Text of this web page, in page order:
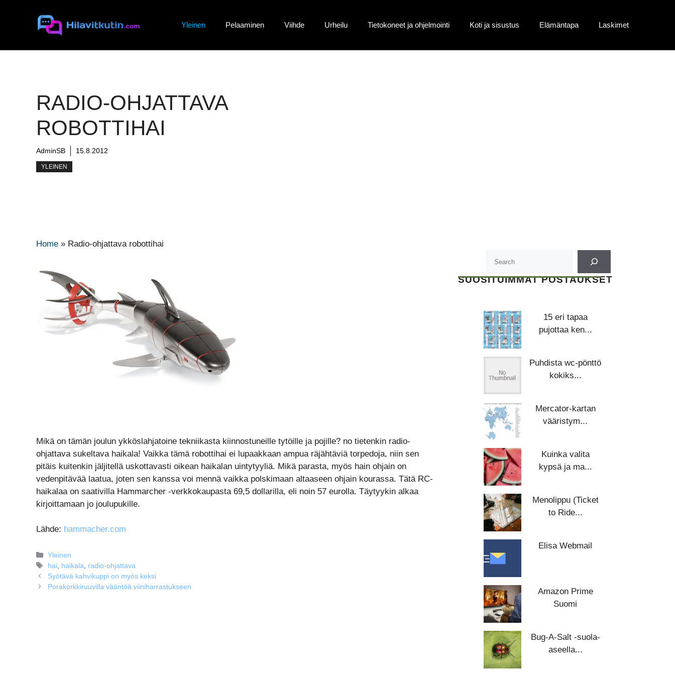
Yleinen Pelaaminen Viihde Urheilu Tietokoneet ja ohjelmointi Koti ja sisustus Elämäntapa Laskimet
RADIO-OHJATTAVA
ROBOTTIHAI
AdminSB 15.8.2012
YLEINEN
Home » Radio-ohjattava robottihai
Mikä on tämän joulun ykköslahjatoine tekniikasta kiinnostuneille tytöille ja pojille? no tietenkin radio-
ohjattava sukeltava haikala! Vaikka tämä robottihai ei lupaakkaan ampua räjähtäviä torpedoja, niin sen
pitäis kuitenkin jäljitellä uskottavasti oikean haikalan uintytyyliä. Mikä parasta, myös hain ohjain on
vedenpitävää laatua, joten sen kanssa voi mennä vaikka polskimaan altaaseen ohjain kourassa. Tätä RC-
haikalaa on saativilla Hammarcher -verkkokaupasta 69,5 dollarilla, eli noin 57 eurolla. Täytyykin alkaa
kirjoittamaan jo joulupukille.
Lähde: hammacher.com
Kategoriat
Yleinen
Avainsanat
hai haikala
radio-ohjattava
Syötävä kahvikuppi on myös keksi
Porakorkkiruuvilla vääntöä viiniharrastukseen
SUOSITUIMMAT POSTAUKSET
15 eri tapaa
pujottaa ken...
Puhdista wc-pönttö
kokiks...
Mercator-kartan
vääristym...
Kuinka valita
kypsä ja ma...
Menolippu (Ticket
to Ride...
Elisa Webmail
Amazon Prime
Suomi
Bug-A-Salt -suola-
aseella...